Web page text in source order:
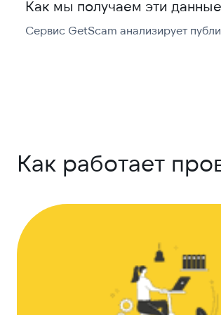
Как мы получаем эти данные
Сервис GetScam анализирует
Как работает